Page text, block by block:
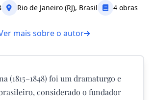
Rio de Janeiro (RJ), Brasil 4 obras
mais sobre o autor
(1815–1848) foi um dramaturgo e
considerado o fundador